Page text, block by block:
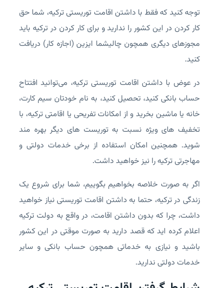
توجه کنید که فقط با داشتن اقامت توریستی ترکیه، شما حق
کار کردن در این کشور را ندارید و برای کار کردن در ترکیه باید
مجوزهای دیگری همچون چالیشما ایزین (اجازه کار) دریافت
کنید.
در عوض با داشتن اقامت توریستی ترکیه، می‌توانید افتتاح
حساب بانکی کنید، تحصیل کنید، به نام خودتان سیم کارت،
خانه یا ماشین بخرید و از امکانات تفریحی یا اقامتی ترکیه، با
تخفیف های ویژه نسبت به توریست های دیگر بهره مند
شوید. همچنین امکان استفاده از برخی خدمات دولتی و
مهاجرتی ترکیه را نیز خواهید داشت.
اگر به صورت خلاصه بخواهیم بگوییم، شما برای شروع یک
زندگی در ترکیه، حتما به داشتن اقامت توریستی نیاز خواهید
داشت، چرا که بدون داشتن اقامت، در واقع به دولت ترکیه
اعلام کرده اید که قصد دارید به صورت موقتی در این کشور
باشید و نیازی به خدماتی همچون حساب بانکی و سایر
خدمات دولتی ندارید.